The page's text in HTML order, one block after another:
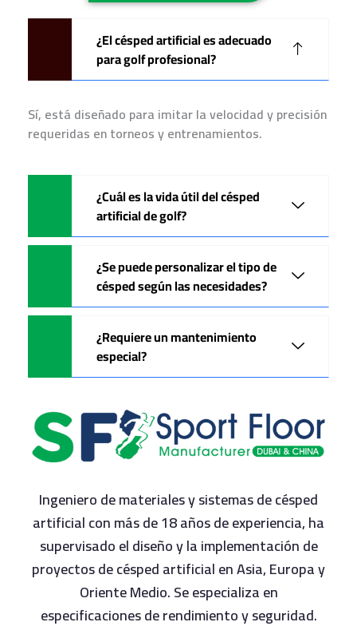
¿El césped artificial es adecuado
para golf profesional?
Sí, está diseñado para imitar la velocidad y precisión
requeridas en torneos y entrenamientos.
¿Cuál es la vida útil del césped
artificial de golf?
¿Se puede personalizar el tipo de
césped según las necesidades?
¿Requiere un mantenimiento
especial?
Ingeniero de materiales y sistemas de césped
artificial con más de 18 años de experiencia, ha
supervisado el diseño y la implementación de
proyectos de césped artificial en Asia, Europa y
Oriente Medio. Se especializa en
especificaciones de rendimiento y seguridad.